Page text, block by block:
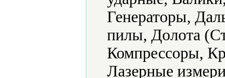
Генераторы,
пилы, Долота
Компрессоры,
Лазерные